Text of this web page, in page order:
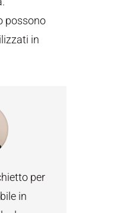
possono
in
per
in